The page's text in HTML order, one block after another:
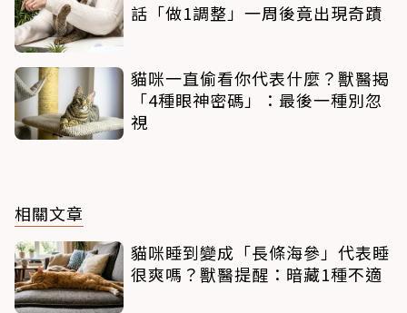
話「做1調整」一周後竟出現奇蹟
貓咪一直偷看你代表什麼？獸醫揭
「4種眼神密碼」：最後一種別忽
視
相關文章
貓咪睡到變成「長條海參」代表睡
很爽嗎？獸醫提醒：暗藏1種不適